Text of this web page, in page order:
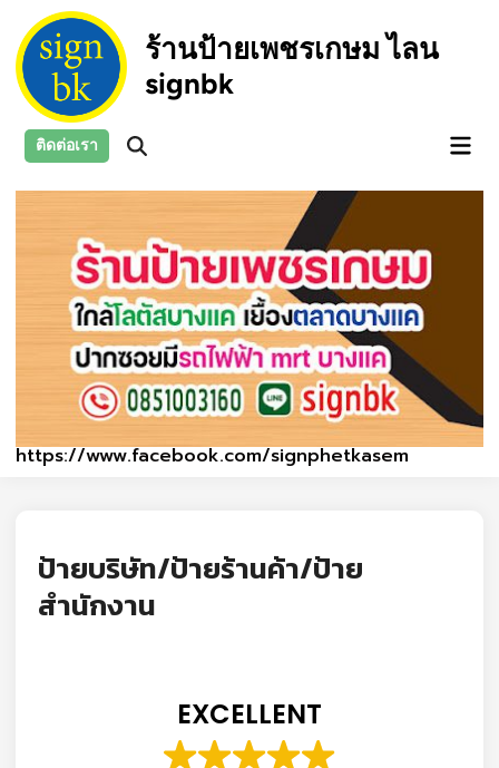
content
ร้านป้ายเพชรเกษม ไลน
signbk
ติดต่อเรา
Open
https://www.facebook.com/signphetkasem
Main
ป้ายบริษัท/ป้ายร้านค้า/ป้าย
สำนักงาน
EXCELLENT